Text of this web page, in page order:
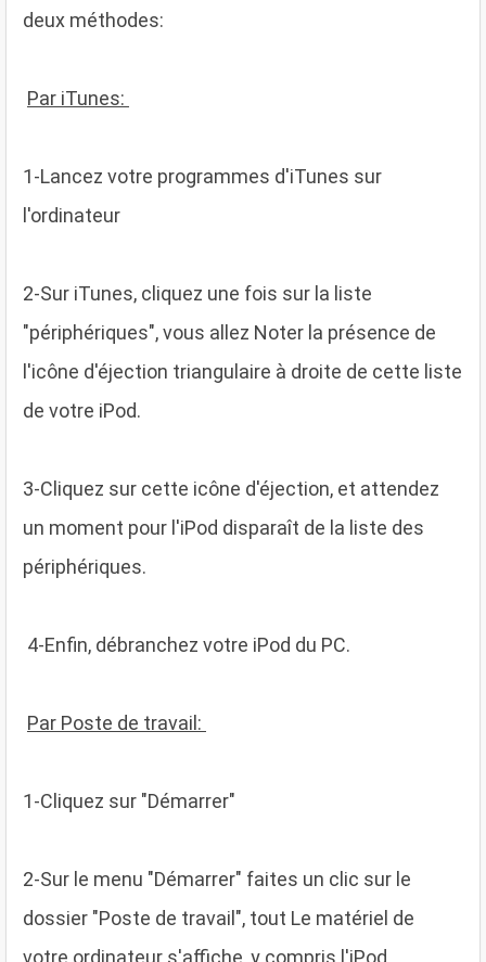
deux méthodes:
Par iTunes:
1-Lancez votre programmes d'iTunes sur
l'ordinateur
2-Sur iTunes, cliquez une fois sur la liste
"périphériques", vous allez Noter la présence de
l'icône d'éjection triangulaire à droite de cette liste
de votre iPod.
3-Cliquez sur cette icône d'éjection, et attendez
un moment pour l'iPod disparaît de la liste des
périphériques.
4-Enfin, débranchez votre iPod du PC.
Par Poste de travail:
1-Cliquez sur "Démarrer"
2-Sur le menu "Démarrer" faites un clic sur le
dossier "Poste de travail", tout Le matériel de
votre ordinateur s'affiche, y compris l'iPod.